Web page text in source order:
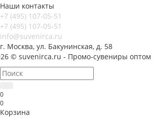
Наши контакты
+7 (495) 107-05-51
+7 (495) 107-05-51
info@suvenirca.ru
г. Москва, ул. Бакунинская, д. 58
© suvenirca.ru - Промо-сувениры оптом
0
0
Корзина